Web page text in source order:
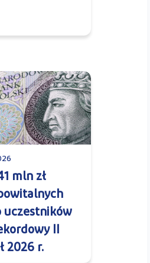
mln zł
uczestników
II
2026 r.